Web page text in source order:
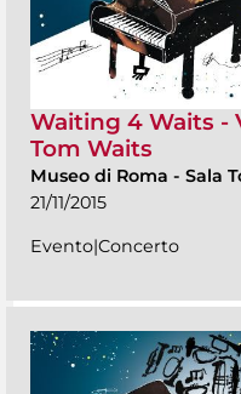
Waiting 4 Waits -
Tom Waits
Museo di Roma - Sala
21/11/2015
Evento|Concerto